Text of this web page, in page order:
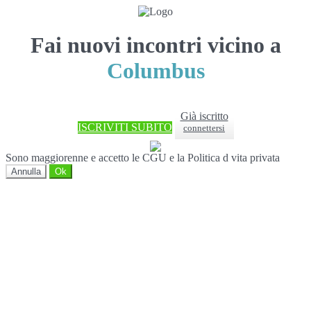
Fai nuovi incontri vicino a
Columbus
ISCRIVITI SUBITO
Già iscritto
connettersi
Sono maggiorenne e accetto le CGU e la Politica d vita privata
Annulla Ok